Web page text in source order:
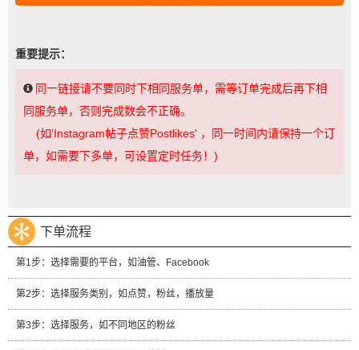
重要提示：
同一链接请不要同时下相同服务单，需等订单完成后再下相
同服务单，否则完成数会不正确。
(如'Instagram帖子点赞Postlikes' ，同一时间内请保持一个订
单，如需要下多单，可设置定时任务！)
下单流程
第1步：选择需要的平台，如油管、Facebook
第2步：选择服务类别，如点赞，粉丝，播放量
第3步：选择服务，如不同地区的粉丝